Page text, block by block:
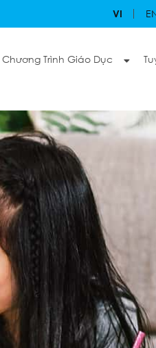
VI
Chương Trình Giáo Dục